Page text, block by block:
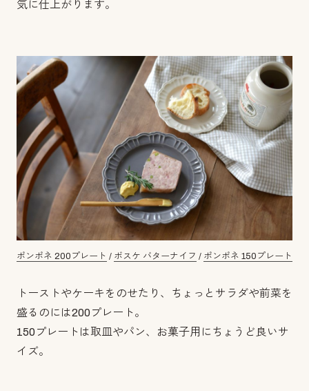
気に仕上がります。
ポンポネ 200プレート / ボスケ バターナイフ / ポンポネ 150プレート
トーストやケーキをのせたり、ちょっとサラダや前菜を
盛るのには200プレート。
150プレートは取皿やパン、お菓子用にちょうど良いサ
イズ。